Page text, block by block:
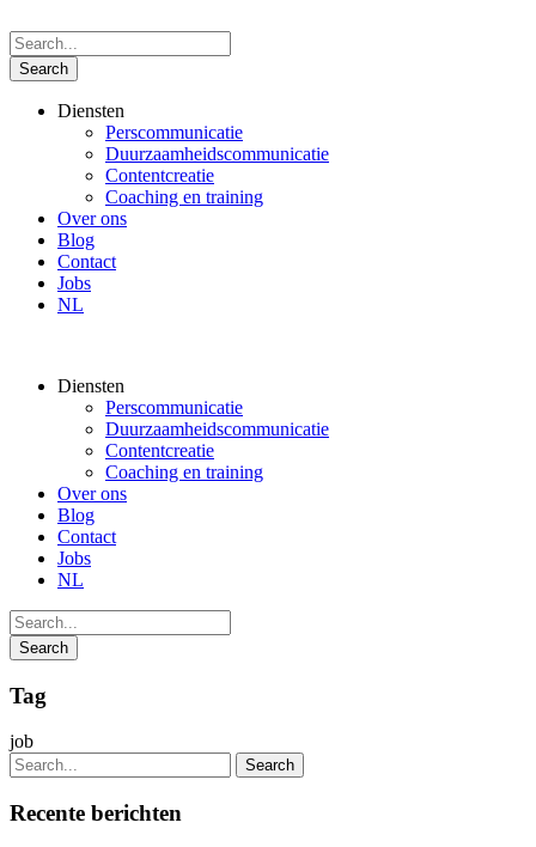
Diensten
Perscommunicatie
Duurzaamheidscommunicatie
Contentcreatie
Coaching en training
Over ons
Blog
Contact
Jobs
NL
Diensten
Perscommunicatie
Duurzaamheidscommunicatie
Contentcreatie
Coaching en training
Over ons
Blog
Contact
Jobs
NL
Tag
job
Recente berichten